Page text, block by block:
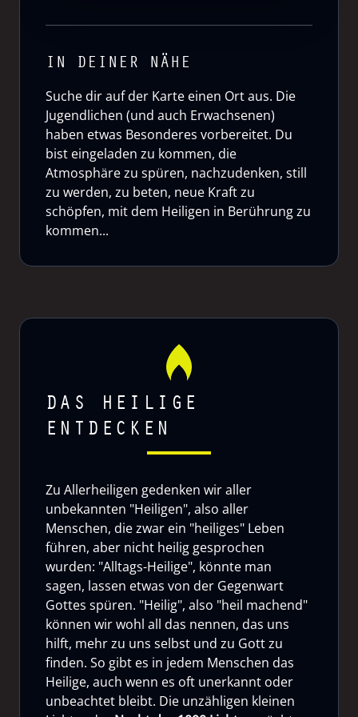
IN DEINER NÄHE
Suche dir auf der Karte einen Ort aus. Die
Jugendlichen (und auch Erwachsenen)
haben etwas Besonderes vorbereitet. Du
bist eingeladen zu kommen, die
Atmosphäre zu spüren, nachzudenken, still
zu werden, zu beten, neue Kraft zu
schöpfen, mit dem Heiligen in Berührung zu
kommen...
DAS HEILIGE
ENTDECKEN
Zu Allerheiligen gedenken wir aller
unbekannten "Heiligen", also aller
Menschen, die zwar ein "heiliges" Leben
führen, aber nicht heilig gesprochen
wurden: "Alltags-Heilige", könnte man
sagen, lassen etwas von der Gegenwart
Gottes spüren. "Heilig", also "heil machend"
können wir wohl all das nennen, das uns
hilft, mehr zu uns selbst und zu Gott zu
finden. So gibt es in jedem Menschen das
Heilige, auch wenn es oft unerkannt oder
unbeachtet bleibt. Die unzähligen kleinen